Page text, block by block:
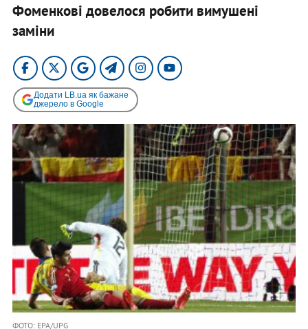
Фоменкові довелося робити вимушені
заміни
Додати LB.ua як бажане
джерело в Google
ФОТО: EPA/UPG